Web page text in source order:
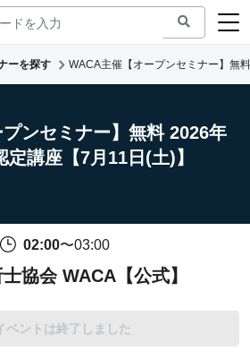
ーを探す WACA主催【オープンセミナー】
ンセミナー】無料 2026年
定講座【7月11日(土)】
02:00〜03:00
協会 WACA【公式】
ベントは終了しました